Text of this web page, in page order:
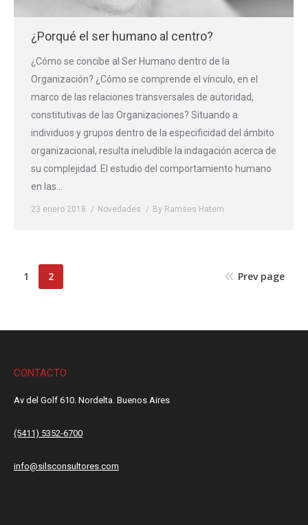
¿Porqué el ser humano al centro?
¿Cómo se concibe al Ser Humano dentro de la
Organización? ¿Cómo se comprende el vínculo, en el
marco de las relaciones transversales de autoridad,
constitutivas de las Organizaciones? Situando a
individuos y grupos dentro de la especificidad del ámbito
organizacional, resulta ineludible la indagación acerca de
su complejidad. El estudio del comportamiento humano
en las…
23 enero 2018 Novedades By Ramses Hatem
1 2 Prev page
CONTACTO
Av del Golf 610. Nordelta. Buenos Aires
(5411) 5352-6700
info@silsconsultores.com